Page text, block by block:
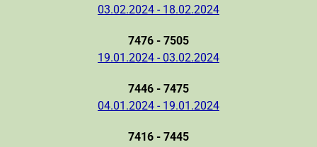
03.02.2024 - 18.02.2024
7476 - 7505
19.01.2024 - 03.02.2024
7446 - 7475
04.01.2024 - 19.01.2024
7416 - 7445